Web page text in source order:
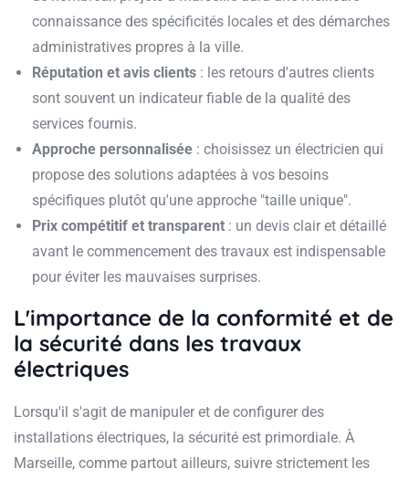
connaissance des spécificités locales et des démarches
administratives propres à la ville.
Réputation et avis clients : les retours d'autres clients
sont souvent un indicateur fiable de la qualité des
services fournis.
Approche personnalisée : choisissez un électricien qui
propose des solutions adaptées à vos besoins
spécifiques plutôt qu'une approche "taille unique".
Prix compétitif et transparent : un devis clair et détaillé
avant le commencement des travaux est indispensable
pour éviter les mauvaises surprises.
L'importance de la conformité et de
la sécurité dans les travaux
électriques
Lorsqu'il s'agit de manipuler et de configurer des
installations électriques, la sécurité est primordiale. À
Marseille, comme partout ailleurs, suivre strictement les